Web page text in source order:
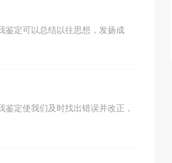
鉴定可以总结以往思想，发扬成
定使我们及时找出错误并改正，